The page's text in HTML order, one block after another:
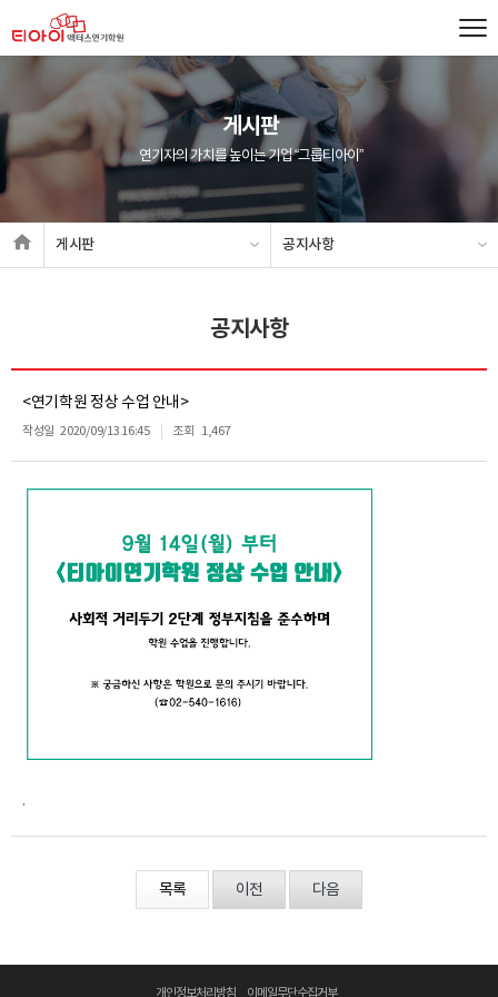
게시판
연기자의 가치를 높이는 기업 “그룹티아이”
게시판 공지사항
공지사항
<연기학원 정상 수업 안내>
작성일 2020/09/13 16:45 조회 1,467
.
목록 이전 다음
개인정보처리방침 이메일무단수집거부